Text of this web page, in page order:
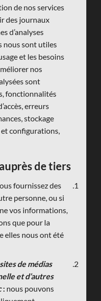
de nos services
des journaux
d’analyses
nous sont utiles
et les besoins
nos
sont
fonctionnalités
erreurs
stockage
configurations,
de tiers
fournissez des
personne, ou si
vos informations,
que pour la
elles nous ont été
de médias
et d’autres
: nous pouvons